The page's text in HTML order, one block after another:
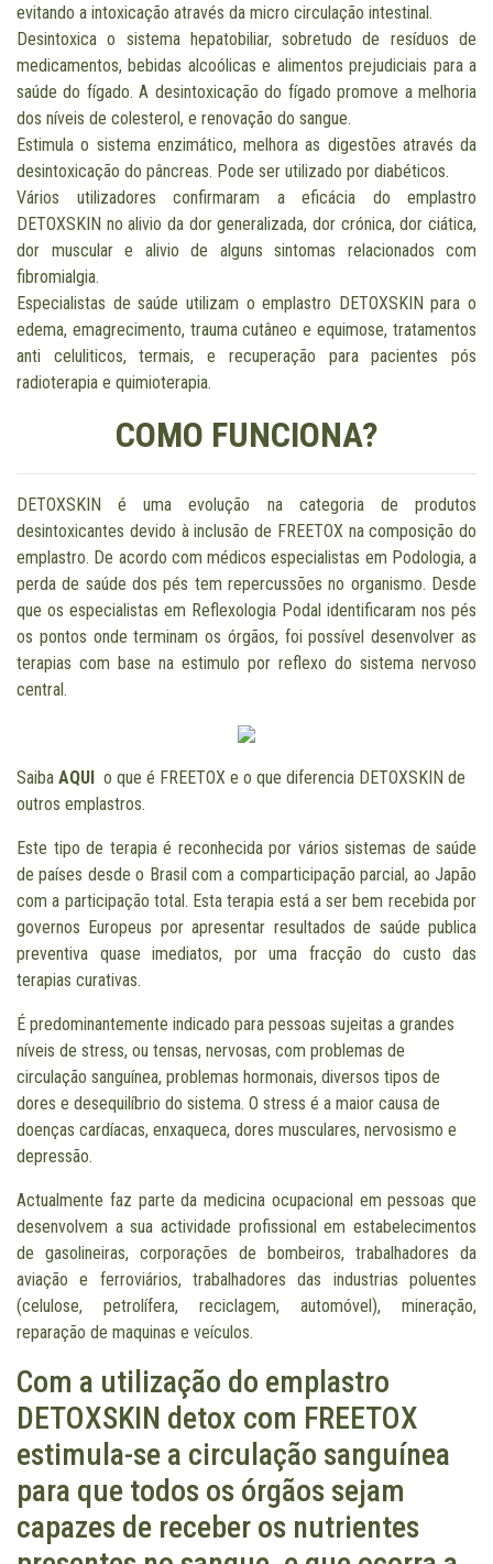
evitando a intoxicação através da micro circulação intestinal.
Desintoxica o sistema hepatobiliar, sobretudo de resíduos de
medicamentos, bebidas alcoólicas e alimentos prejudiciais para a
saúde do fígado. A desintoxicação do fígado promove a melhoria
dos níveis de colesterol, e renovação do sangue.
Estimula o sistema enzimático, melhora as digestões através da
desintoxicação do pâncreas. Pode ser utilizado por diabéticos.
Vários utilizadores confirmaram a eficácia do emplastro
DETOXSKIN no alivio da dor generalizada, dor crónica, dor ciática,
dor muscular e alivio de alguns sintomas relacionados com
fibromialgia.
Especialistas de saúde utilizam o emplastro DETOXSKIN para o
edema, emagrecimento, trauma cutâneo e equimose, tratamentos
anti celuliticos, termais, e recuperação para pacientes pós
radioterapia e quimioterapia.
COMO FUNCIONA?
DETOXSKIN é uma evolução na categoria de produtos
desintoxicantes devido à inclusão de FREETOX na composição do
emplastro. De acordo com médicos especialistas em Podologia, a
perda de saúde dos pés tem repercussões no organismo. Desde
que os especialistas em Reflexologia Podal identificaram nos pés
os pontos onde terminam os órgãos, foi possível desenvolver as
terapias com base na estimulo por reflexo do sistema nervoso
central.
Saiba AQUI o que é FREETOX e o que diferencia DETOXSKIN de
outros emplastros.
Este tipo de terapia é reconhecida por vários sistemas de saúde
de países desde o Brasil com a comparticipação parcial, ao Japão
com a participação total. Esta terapia está a ser bem recebida por
governos Europeus por apresentar resultados de saúde publica
preventiva quase imediatos, por uma fracção do custo das
terapias curativas.
É predominantemente indicado para pessoas sujeitas a grandes
níveis de stress, ou tensas, nervosas, com problemas de
circulação sanguínea, problemas hormonais, diversos tipos de
dores e desequilíbrio do sistema. O stress é a maior causa de
doenças cardíacas, enxaqueca, dores musculares, nervosismo e
depressão.
Actualmente faz parte da medicina ocupacional em pessoas que
desenvolvem a sua actividade profissional em estabelecimentos
de gasolineiras, corporações de bombeiros, trabalhadores da
aviação e ferroviários, trabalhadores das industrias poluentes
(celulose, petrolífera, reciclagem, automóvel), mineração,
reparação de maquinas e veículos.
Com a utilização do emplastro
DETOXSKIN detox com FREETOX
estimula-se a circulação sanguínea
para que todos os órgãos sejam
capazes de receber os nutrientes